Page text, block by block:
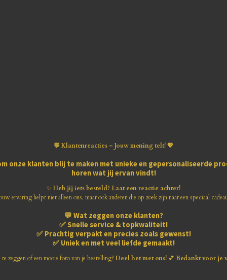
💬 Klantenreacties – Jouw mening telt! 💖
onze klanten blij te maken met unieke en gepersonaliseerde
horen wat jij ervan vindt!
✨ Heb jij iets besteld? Laat een reactie achter!
ervaring helpt niet alleen ons, maar ook anderen die op zoek zijn naar een speciaal
💬 Wat zeggen onze klanten?
✅ Snelle service & topkwaliteit!
✅ Prachtig verpakt en precies zoals gewenst!
✅ Uniek en met veel liefde gemaakt!
zeggen of een mooie foto van je bestelling? Deel het met ons! 💕 Bedankt voor je